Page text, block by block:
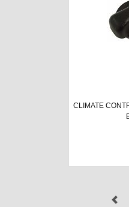
CLIMATE
(נוכחי)